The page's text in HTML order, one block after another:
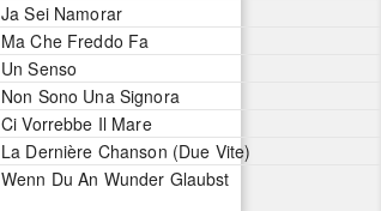
Ja Sei Namorar
Ma Che Freddo Fa
Un Senso
Non Sono Una Signora
Ci Vorrebbe Il Mare
La Dernière Chanson (Due Vite)
Wenn Du An Wunder Glaubst